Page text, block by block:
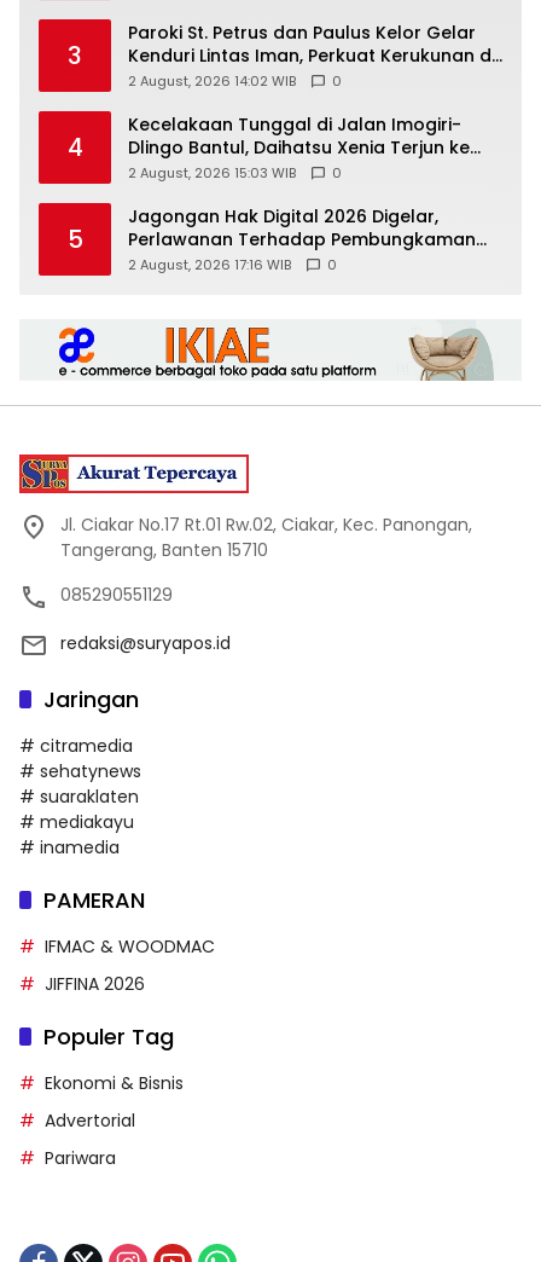
3
Paroki St. Petrus dan Paulus Kelor Gelar
Kenduri Lintas Iman, Perkuat Kerukunan di
Gunungkidul
2 August, 2026 14:02 WIB 0
4
Kecelakaan Tunggal di Jalan Imogiri-
Dlingo Bantul, Daihatsu Xenia Terjun ke
Jurang
2 August, 2026 15:03 WIB 0
5
Jagongan Hak Digital 2026 Digelar,
Perlawanan Terhadap Pembungkaman
Media Digital
2 August, 2026 17:16 WIB 0
Jl. Ciakar No.17 Rt.01 Rw.02, Ciakar, Kec. Panongan,
Tangerang, Banten 15710
085290551129
redaksi@suryapos.id
Jaringan
# citramedia
# sehatynews
# suaraklaten
# mediakayu
# inamedia
PAMERAN
IFMAC & WOODMAC
JIFFINA 2026
Populer Tag
Ekonomi & Bisnis
Advertorial
Pariwara